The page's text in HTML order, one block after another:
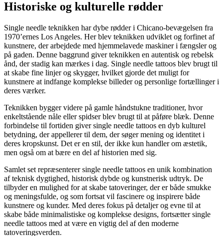
Historiske og kulturelle rødder
Single needle teknikken har dybe rødder i Chicano-bevægelsen fra
1970’ernes Los Angeles. Her blev teknikken udviklet og forfinet af
kunstnere, der arbejdede med hjemmelavede maskiner i fængsler og
på gaden. Denne baggrund giver teknikken en autentisk og rebelsk
ånd, der stadig kan mærkes i dag. Single needle tattoos blev brugt til
at skabe fine linjer og skygger, hvilket gjorde det muligt for
kunstnere at indfange komplekse billeder og personlige fortællinger i
deres værker.
Teknikken bygger videre på gamle håndstukne traditioner, hvor
enkeltstående nåle eller spidser blev brugt til at påføre blæk. Denne
forbindelse til fortiden giver single needle tattoos en dyb kulturel
betydning, der appellerer til dem, der søger mening og identitet i
deres kropskunst. Det er en stil, der ikke kun handler om æstetik,
men også om at bære en del af historien med sig.
Samlet set repræsenterer single needle tattoos en unik kombination
af teknisk dygtighed, historisk dybde og kunstnerisk udtryk. De
tilbyder en mulighed for at skabe tatoveringer, der er både smukke
og meningsfulde, og som fortsat vil fascinere og inspirere både
kunstnere og kunder. Med deres fokus på detaljer og evne til at
skabe både minimalistiske og komplekse designs, fortsætter single
needle tattoos med at være en vigtig del af den moderne
tatoveringsverden.